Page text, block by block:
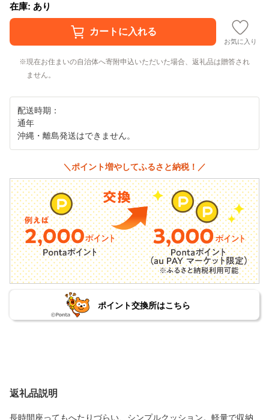
在庫: あり
お気に入り
現在お住まいの自治体へ寄附申込いただいた場合、返礼品は贈答され
ません。
配送時期：
通年
沖縄・離島発送はできません。
＼ポイント増やしてふるさと納税！／
ポイント交換所はこちら
返礼品説明
長時間座ってもへたりづらい、シンプルクッション。軽量で収納